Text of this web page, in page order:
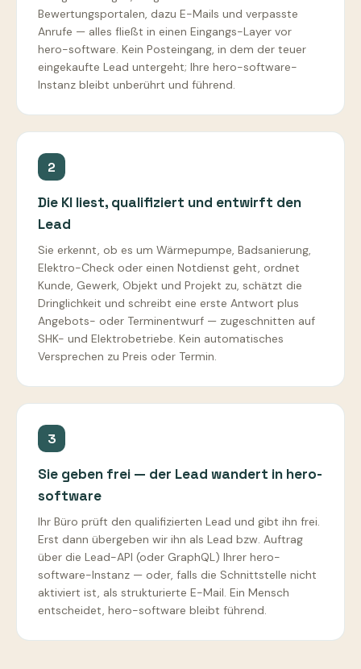
Bewertungsportalen, dazu E-Mails und verpasste
Anrufe — alles fließt in einen Eingangs-Layer vor
hero-software. Kein Posteingang, in dem der teuer
eingekaufte Lead untergeht; Ihre hero-software-
Instanz bleibt unberührt und führend.
2
Die KI liest, qualifiziert und entwirft den
Lead
Sie erkennt, ob es um Wärmepumpe, Badsanierung,
Elektro-Check oder einen Notdienst geht, ordnet
Kunde, Gewerk, Objekt und Projekt zu, schätzt die
Dringlichkeit und schreibt eine erste Antwort plus
Angebots- oder Terminentwurf — zugeschnitten auf
SHK- und Elektrobetriebe. Kein automatisches
Versprechen zu Preis oder Termin.
3
Sie geben frei — der Lead wandert in hero-
software
Ihr Büro prüft den qualifizierten Lead und gibt ihn frei.
Erst dann übergeben wir ihn als Lead bzw. Auftrag
über die Lead-API (oder GraphQL) Ihrer hero-
software-Instanz — oder, falls die Schnittstelle nicht
aktiviert ist, als strukturierte E-Mail. Ein Mensch
entscheidet, hero-software bleibt führend.